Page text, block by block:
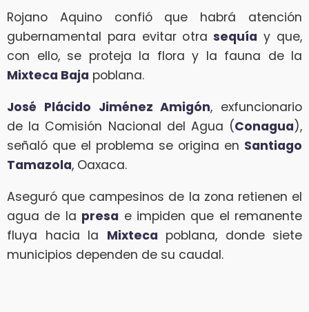
Rojano Aquino confió que habrá atención
gubernamental para evitar otrasequía y que,
con ello, se proteja la flora y la fauna de la
Mixteca Baja poblana.
José Plácido Jiménez Amigón, exfuncionario
de la Comisión Nacional del Agua (Conagua),
señaló que el problema se origina en Santiago
Tamazola, Oaxaca.
Aseguró que campesinos de la zona retienen el
agua de la presa e impiden que el remanente
fluya hacia la Mixteca poblana, donde siete
municipios dependen de su caudal.